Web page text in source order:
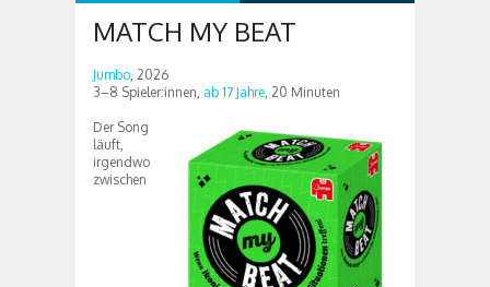
MATCH MY BEAT
Jumbo , 2026
3–8 Spieler:innen, ab 17 Jahre , 20 Minuten
Der Song
läuft,
irgendwo
zwischen